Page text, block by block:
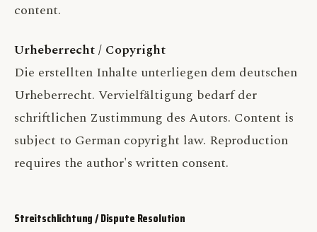
content.
Urheberrecht / Copyright
Die erstellten Inhalte unterliegen dem deutschen
Urheberrecht. Vervielfältigung bedarf der
schriftlichen Zustimmung des Autors. Content is
subject to German copyright law. Reproduction
requires the author's written consent.
Streitschlichtung / Dispute Resolution